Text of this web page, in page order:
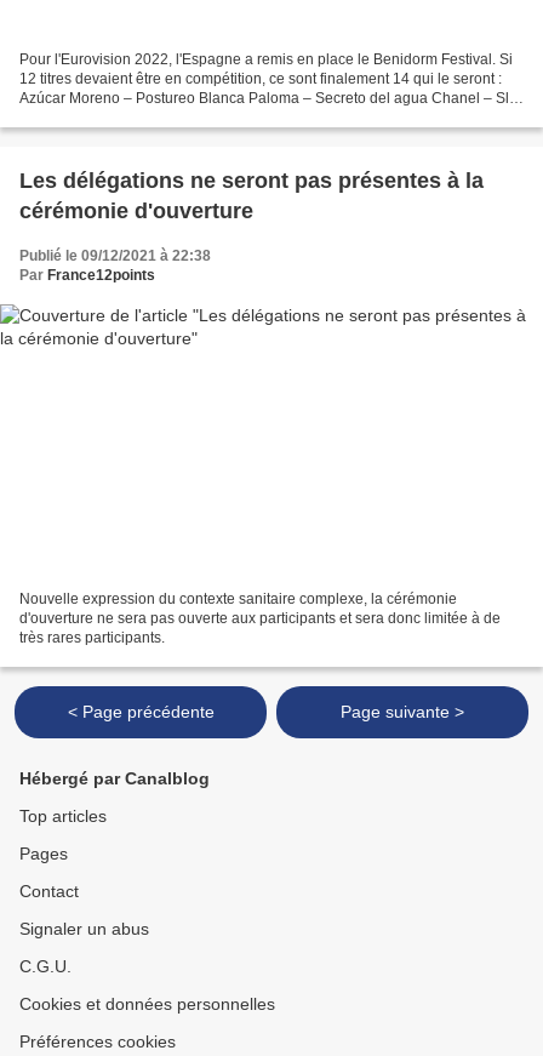
Pour l'Eurovision 2022, l'Espagne a remis en place le Benidorm Festival. Si
12 titres devaient être en compétition, ce sont finalement 14 qui le seront :
Azúcar Moreno – Postureo Blanca Paloma – Secreto del agua Chanel – Slo
Les délégations ne seront pas présentes à la
cérémonie d'ouverture
Publié le 09/12/2021 à 22:38
Par France12points
Nouvelle expression du contexte sanitaire complexe, la cérémonie
d'ouverture ne sera pas ouverte aux participants et sera donc limitée à de
très rares participants.
< Page précédente Page suivante >
Hébergé par Canalblog
Top articles
Pages
Contact
Signaler un abus
C.G.U.
Cookies et données personnelles
Préférences cookies